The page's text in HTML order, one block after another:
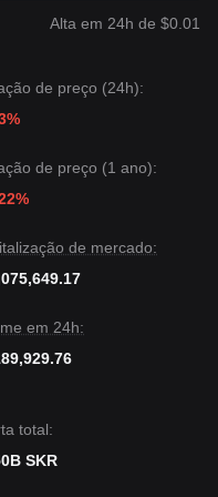
ou movimento
médio prazo
crítico de
0,00420 $
Alta em 24h de $0.01
de preço (24h):
de preço (1 ano):
de mercado:
em 24h:
total:
SKR